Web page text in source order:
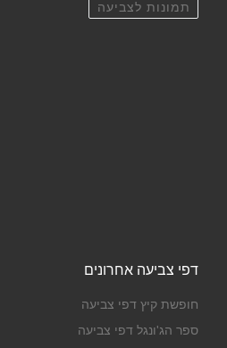
תמונות לצביעה
דפי צביעה אחרונים
חופשת קיץ דפי צביעה
ספר הג'ונגל דפי צביעה